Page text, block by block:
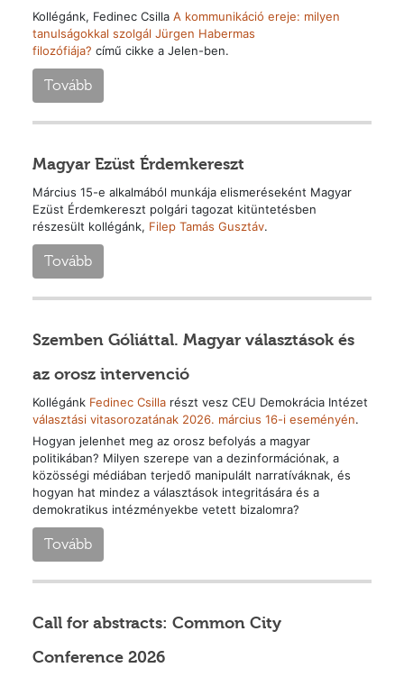
Kollégánk, Fedinec Csilla A kommunikáció ereje: milyen
tanulságokkal szolgál Jürgen Habermas
filozófiája? című cikke a Jelen-ben.
Tovább
Magyar Ezüst Érdemkereszt
Március 15-e alkalmából munkája elismeréseként Magyar
Ezüst Érdemkereszt polgári tagozat kitüntetésben
részesült kollégánk, Filep Tamás Gusztáv.
Tovább
Szemben Góliáttal. Magyar választások és
az orosz intervenció
Kollégánk Fedinec Csillarészt vesz CEU Demokrácia Intézet
választási vitasorozatának 2026. március 16-i eseményén.
Hogyan jelenhet meg az orosz befolyás a magyar
politikában? Milyen szerepe van a dezinformációnak, a
közösségi médiában terjedő manipulált narratíváknak, és
hogyan hat mindez a választások integritására és a
demokratikus intézményekbe vetett bizalomra?
Tovább
Call for abstracts: Common City
Conference 2026